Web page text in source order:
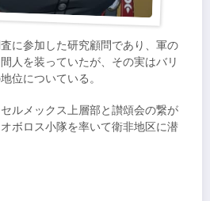
に参加した研究顧問であり、軍の
人を装っていたが、その実はバリ
位についている。
ルメックス上層部と讃頌会の繋が
ボロス小隊を率いて衛非地区に潜